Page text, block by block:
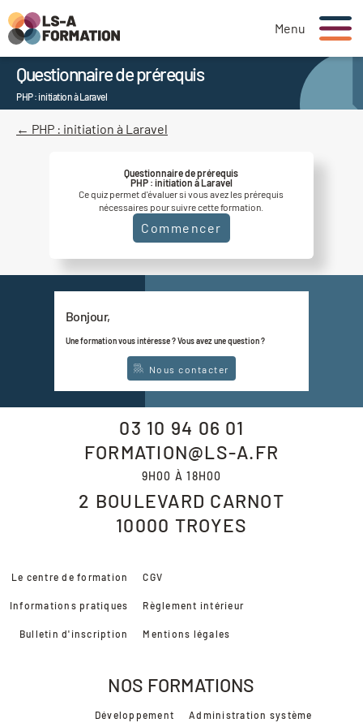
Menu
Questionnaire de prérequis
PHP : initiation à Laravel
← PHP : initiation à Laravel
Questionnaire de prérequis
PHP : initiation à Laravel
Ce quiz permet d'évaluer si vous avez les prérequis
nécessaires pour suivre cette formation.
Commencer
Bonjour,
Une formation vous intéresse ? Vous avez une question ?
Nous contacter
03 10 94 06 01
FORMATION@LS-A.FR
2 BOULEVARD CARNOT
10000 TROYES
9H00 À 18H00
Le centre de formation
Informations pratiques
Bulletin d'inscription
CGV
Règlement intérieur
Mentions légales
NOS FORMATIONS
Développement Administration système